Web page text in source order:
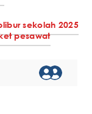
libur sekolah 2025
pesawat